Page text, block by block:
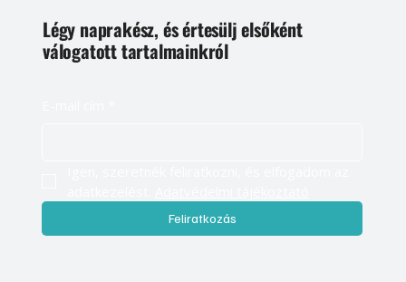
Légy naprakész, és értesülj elsőként
válogatott tartalmainkról
Feliratkozás